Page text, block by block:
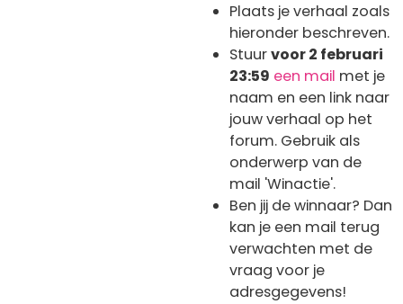
Plaats je verhaal zoals
hieronder beschreven.
Stuurvoor 2 februari
23:59 een mail met je
naam en een link naar
jouw verhaal op het
forum. Gebruik als
onderwerp van de
mail 'Winactie'.
Ben jij de winnaar? Dan
kan je een mail terug
verwachten met de
vraag voor je
adresgegevens!